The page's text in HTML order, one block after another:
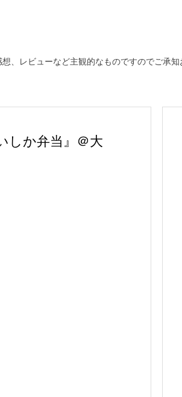
、レビューなど主観的なものですのでご承
しか弁当』＠大